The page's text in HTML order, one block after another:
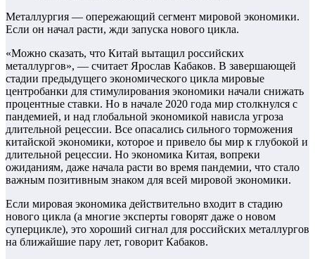
Металлургия — опережающий сегмент мировой экономики.
Если он начал расти, жди запуска нового цикла.
«Можно сказать, что Китай вытащил российских
металлургов», — считает Ярослав Кабаков. В завершающей
стадии предыдущего экономического цикла мировые
центробанки для стимулирования экономики начали снижать
процентные ставки. Но в начале 2020 года мир столкнулся с
пандемией, и над глобальной экономикой нависла угроза
длительной рецессии. Все опасались сильного торможения
китайской экономики, которое и привело бы мир к глубокой и
длительной рецессии. Но экономика Китая, вопреки
ожиданиям, даже начала расти во время пандемии, что стало
важным позитивным знаком для всей мировой экономики.
Если мировая экономика действительно входит в стадию
нового цикла (а многие эксперты говорят даже о новом
суперцикле), это хороший сигнал для российских металлургов
на ближайшие пару лет, говорит Кабаков.